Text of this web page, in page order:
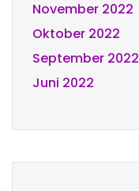
November 2022
Oktober 2022
September 2022
Juni 2022